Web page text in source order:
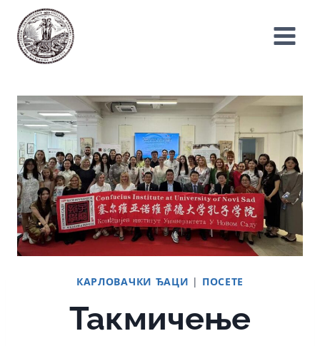
content
КАРЛОВАЧКИ ЂАЦИ | ПОСЕТЕ
Такмичење